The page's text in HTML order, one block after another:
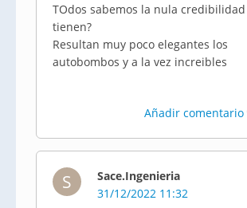
TOdos sabemos la nula
tienen?
Resultan muy poco elegantes los
autobombos y a la vez increibles
Añadir comentario
S
Sace.Ingenieria
31/12/2022 11:32